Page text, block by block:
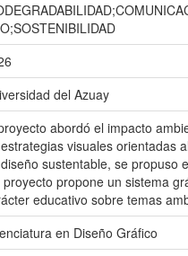
del Azuay
abordó el impacto
visuales orientadas
sustentable, se propuso
proyecto propone un sistema
educativo sobre temas
en Diseño Gráfico